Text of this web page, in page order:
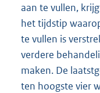
aan te vullen,
het tijdstip
te vullen is
verdere
maken. De
ten hoogste vier